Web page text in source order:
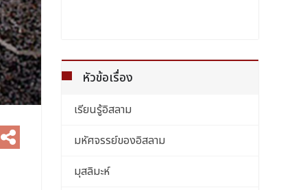
หัวข้อเรื่อง
เรียนรู้อิสลาม
มหัศจรรย์ของอิสลาม
มุสลิมะห์